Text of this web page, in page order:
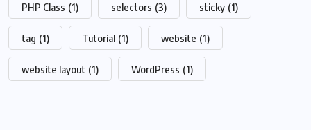
PHP Class (1) selectors (3) sticky (1)
tag (1) Tutorial (1) website (1)
website layout (1) WordPress (1)